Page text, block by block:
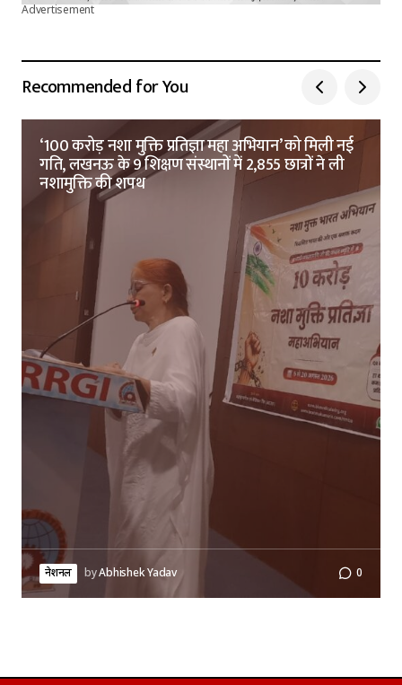
Advertisement
Recommended for You
‘100 करोड़ नशा मुक्ति प्रतिज्ञा महा अभियान’ को मिली नई
गति, लखनऊ के 9 शिक्षण संस्थानों में 2,855 छात्रों ने ली
नशामुक्ति की शपथ
नेशनल byAbhishek Yadav 0